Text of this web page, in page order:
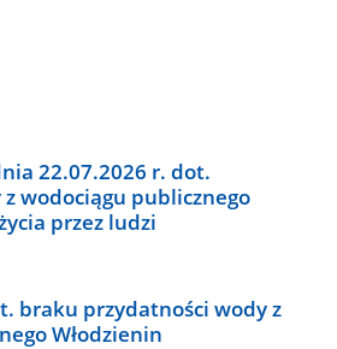
22.07.2026 r. dot.
wodociągu publicznego
przez ludzi
braku przydatności wody z
Włodzienin